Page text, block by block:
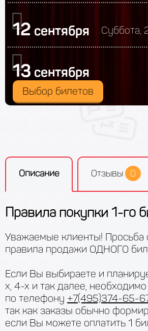
12 сентября Суббота,
13 сентября
Выбор билетов
19октября
20октября Вторник,
Описание Отзывы 0
Правила покупки 1-го
Уважаемые клиенты! Просьба
правила продажи ОДНОГО
Если Вы выбираете и
х, 4-х и так далее,
по телефону +7(495)374-65-
так как заказы обычно
если Вы можете оплатить 1